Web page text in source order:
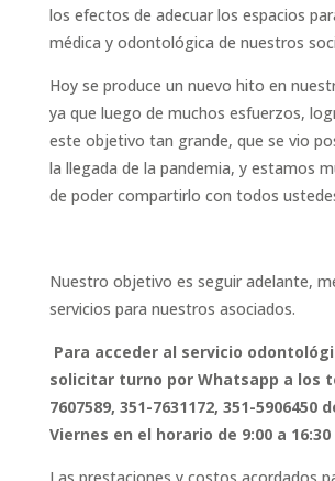
los efectos de adecuar los espacios
médica y odontológica de nuestros
Hoy se produce un nuevo hito en
ya que luego de muchos esfuerzos,
este objetivo tan grande, que se vio
la llegada de la pandemia, y estamos
de poder compartirlo con todos
Nuestro objetivo es seguir adelante,
servicios para nuestros asociados.
Para acceder al servicio
solicitar turno por Whatsapp a los
7607589, 351-7631172, 351-5906450
Viernes en el horario de 9:00 a 16:30